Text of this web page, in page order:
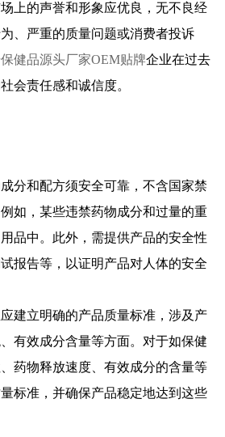
上的声誉和形象应优良，无不良经
、严重的质量问题或消费者投诉
健品源头厂家OEM贴牌企业在过去
会责任感和诚信度。
分和配方须安全可靠，不含国家禁
如，某些违禁药物成分和过量的重
品中。此外，需提供产品的安全性
报告等，以证明产品对人体的安全
建立明确的产品质量标准，涉及产
有效成分含量等方面。对于如保健
药物释放速度、有效成分的含量等
标准，并确保产品稳定地达到这些